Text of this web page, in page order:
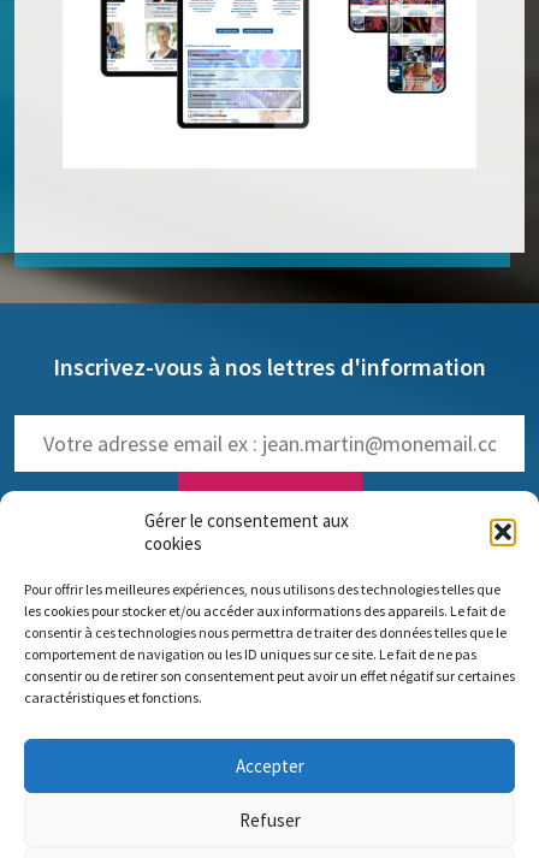
Gérer le consentement aux
cookies
Pour offrir les meilleures expériences, nous utilisons des technologies telles que
les cookies pour stocker et/ou accéder aux informations des appareils. Le fait de
consentir à ces technologies nous permettra de traiter des données telles que le
comportement de navigation ou les ID uniques sur ce site. Le fait de ne pas
consentir ou de retirer son consentement peut avoir un effet négatif sur certaines
caractéristiques et fonctions.
Accepter
Refuser
Inscrivez-vous à nos lettres d'information
trimestrielle de Pro Anima(Voir les anciennes lettres)
hebdomadaire dédiée aux NAMs
Comité scientifique Pro Anima
Bureau parisien : 35 rue de Vouillé 75015 Paris – 01 45 63 10 89 - Siège
social : 11 rue Sainte-Barbe 67000 Strasbourg